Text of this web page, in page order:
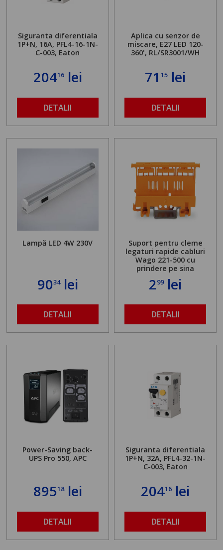
Siguranta diferentiala
1P+N, 16A, PFL4-16-1N-
C-003, Eaton
20416lei
DETALII
Aplica cu senzor de
miscare, E27 LED 120-
360', RL/SR3001/WH
7115 lei
DETALII
Lampă LED 4W 230V
9034lei
DETALII
Suport pentru cleme
legaturi rapide cabluri
Wago 221-500 cu
prindere pe sina
299lei
DETALII
Power-Saving back-
UPS Pro 550, APC
89518lei
DETALII
Siguranta diferentiala
1P+N, 32A, PFL4-32-1N-
C-003, Eaton
20416 lei
DETALII